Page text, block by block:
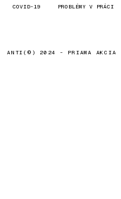
COVID-19 PROBLÉMY V PRÁCI
ANTI(©) 2024 - PRIAMA AKCIA